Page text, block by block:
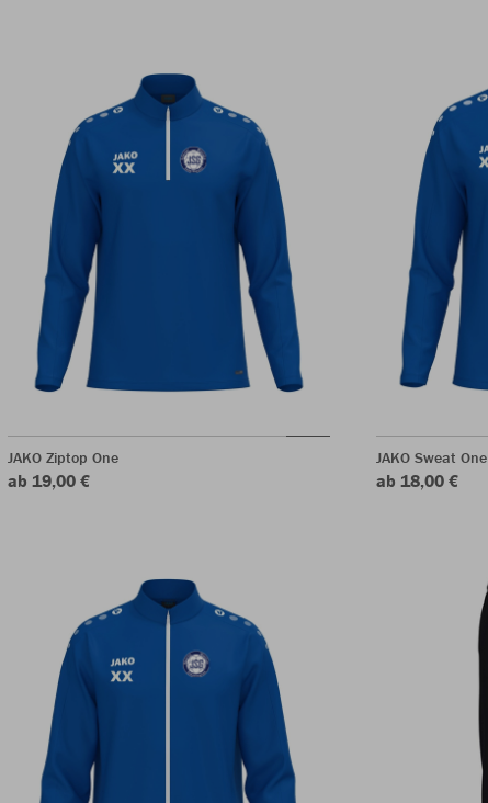
JAKO Ziptop One
ab 19,00 €
JAKO Sweat One
ab 18,00 €